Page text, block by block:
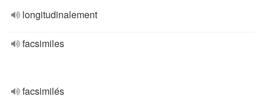
longitudinalement
facsimiles
facsimilés